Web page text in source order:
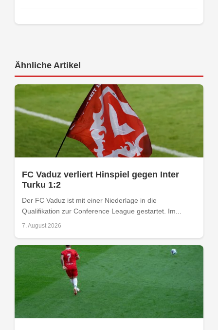
Ähnliche Artikel
FC Vaduz verliert Hinspiel gegen Inter
Turku 1:2
Der FC Vaduz ist mit einer Niederlage in die
Qualifikation zur Conference League gestartet. Im...
7. August 2026